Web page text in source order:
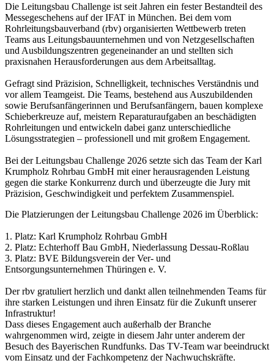
Die Leitungsbau Challenge ist seit Jahren ein fester Bestandteil des
Messegeschehens auf der IFAT in München. Bei dem vom
Rohrleitungsbauverband (rbv) organisierten Wettbewerb treten
Teams aus Leitungsbauunternehmen und von Netzgesellschaften
und Ausbildungszentren gegeneinander an und stellten sich
praxisnahen Herausforderungen aus dem Arbeitsalltag.
Gefragt sind Präzision, Schnelligkeit, technisches Verständnis und
vor allem Teamgeist. Die Teams, bestehend aus Auszubildenden
sowie Berufsanfängerinnen und Berufsanfängern, bauen komplexe
Schieberkreuze auf, meistern Reparaturaufgaben an beschädigten
Rohrleitungen und entwickeln dabei ganz unterschiedliche
Lösungsstrategien – professionell und mit großem Engagement.
Bei der Leitungsbau Challenge 2026 setzte sich das Team der Karl
Krumpholz Rohrbau GmbH mit einer herausragenden Leistung
gegen die starke Konkurrenz durch und überzeugte die Jury mit
Präzision, Geschwindigkeit und perfektem Zusammenspiel.
Die Platzierungen der Leitungsbau Challenge 2026 im Überblick:
1. Platz: Karl Krumpholz Rohrbau GmbH
2. Platz: Echterhoff Bau GmbH, Niederlassung Dessau-Roßlau
3. Platz: BVE Bildungsverein der Ver- und
Entsorgungsunternehmen Thüringen e. V.
Der rbv gratuliert herzlich und dankt allen teilnehmenden Teams für
ihre starken Leistungen und ihren Einsatz für die Zukunft unserer
Infrastruktur!
Dass dieses Engagement auch außerhalb der Branche
wahrgenommen wird, zeigte in diesem Jahr unter anderem der
Besuch des Bayerischen Rundfunks. Das TV-Team war beeindruckt
vom Einsatz und der Fachkompetenz der Nachwuchskräfte.